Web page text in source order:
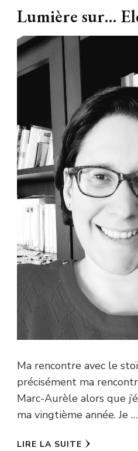
Lumière sur…
Ma rencontre avec le
précisément ma
Marc-Aurèle alors que
ma vingtième année. Je …
LIRE LA SUITE